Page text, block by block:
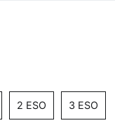
2 ESO 3 ESO